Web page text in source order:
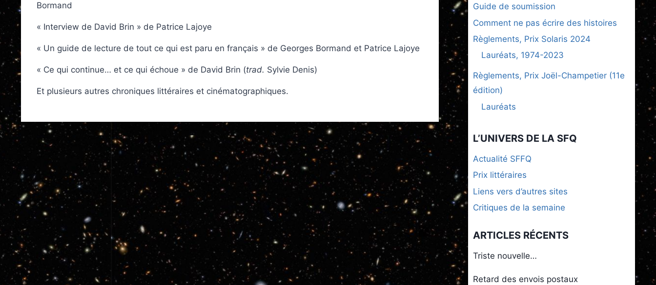
Bormand
« Interview de David Brin » de Patrice Lajoye
« Un guide de lecture de tout ce qui est paru en français » de Georges Bormand et Patrice Lajoye
« Ce qui continue… et ce qui échoue » de David Brin (trad. Sylvie Denis)
Et plusieurs autres chroniques littéraires et cinématographiques.
Guide de soumission
Comment ne pas écrire des histoires
Règlements, Prix Solaris 2024
Lauréats, 1974-2023
Règlements, Prix Joël-Champetier (11e
édition)
Lauréats
L’UNIVERS DE LA SFQ
Actualité SFFQ
Prix littéraires
Liens vers d’autres sites
Critiques de la semaine
ARTICLES RÉCENTS
Triste nouvelle…
Retard des envois postaux